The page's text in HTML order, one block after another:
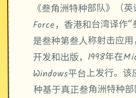
《叁角洲特种部队》（
Force，香港和台湾译作“
是叁种第叁人称射击应用
开发和出版，1998年在
Windows平台上发行。
种基于真正叁角洲特种